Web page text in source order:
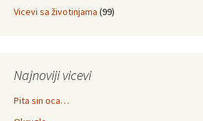
Vicevi sa životinjama (99)
Najnoviji vicevi
Pita sin oca…